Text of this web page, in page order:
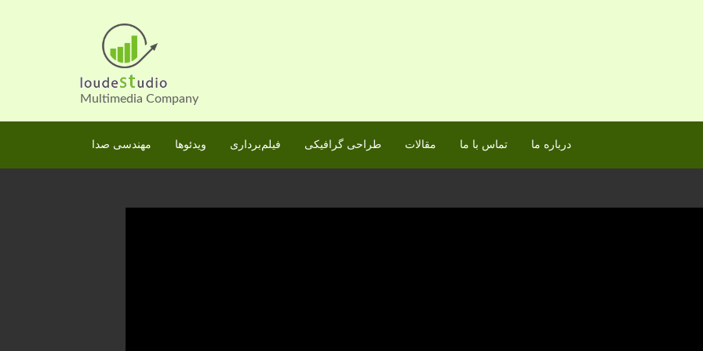
Multimedia Company
مهندسی صدا ویدئوها فیلم‌برداری طراحی گرافیکی مقالات تماس با ما درباره ما